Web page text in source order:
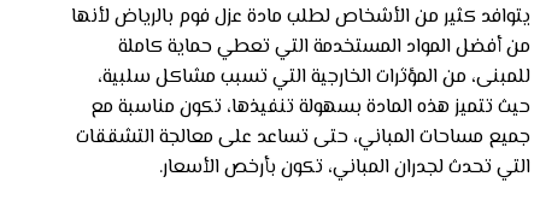
يتوافد كثير من الأشخاص لطلب مادة عزل فوم بالرياض لأنها
من أفضل المواد المستخدمة التي تعطي حماية كاملة
للمبنى، من المؤثرات الخارجية التي تسبب مشاكل سلبية،
حيث تتميز هذه المادة بسهولة تنفيذها، تكون مناسبة مع
جميع مساحات المباني، حتى تساعد على معالجة التشققات
التي تحدث لجدران المباني، تكون بأرخص الأسعار.